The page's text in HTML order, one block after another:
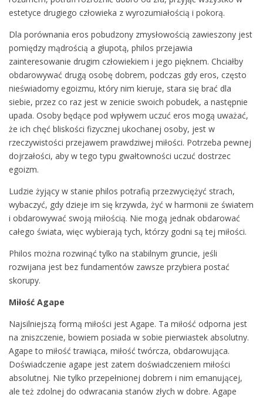
estetyce drugiego człowieka z wyrozumiałością i pokorą.
Dla porównania eros pobudzony zmysłowością zawieszony jest
pomiędzy mądrością a głupotą, philos przejawia
zainteresowanie drugim człowiekiem i jego pięknem. Chciałby
obdarowywać drugą osobę dobrem, podczas gdy eros, często
nieświadomy egoizmu, który nim kieruje, stara się brać dla
siebie, przez co raz jest w zenicie swoich pobudek, a następnie
upada. Osoby będące pod wpływem uczuć eros mogą uważać,
że ich chęć bliskości fizycznej ukochanej osoby, jest w
rzeczywistości przejawem prawdziwej miłości. Potrzeba pewnej
dojrzałości, aby w tego typu gwałtowności uczuć dostrzec
egoizm.
Ludzie żyjący w stanie philos potrafią przezwyciężyć strach,
wybaczyć, gdy dzieje im się krzywda, żyć w harmonii ze światem
i obdarowywać swoją miłością. Nie mogą jednak obdarować
całego świata, więc wybierają tych, którzy godni są tej miłości.
Philos można rozwinąć tylko na stabilnym gruncie, jeśli
rozwijana jest bez fundamentów zawsze przybiera postać
skorupy.
Miłość Agape
Najsilniejszą formą miłości jest Agape. Ta miłość odporna jest
na zniszczenie, bowiem posiada w sobie pierwiastek absolutny.
Agape to miłość trawiąca, miłość twórcza, obdarowująca.
Doświadczenie agape jest zatem doświadczeniem miłości
absolutnej. Nie tylko przepełnionej dobrem i nim emanującej,
ale też zdolnej do odwracania stanów złych w dobre. Agape